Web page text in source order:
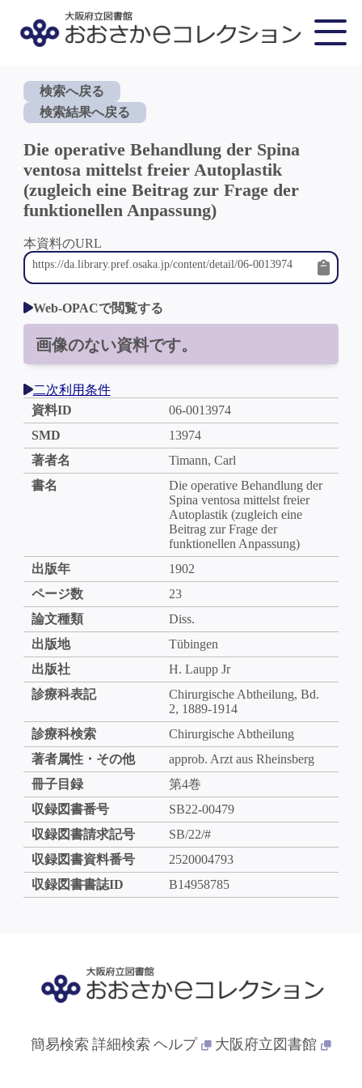
検索へ戻る
検索結果へ戻る
Die operative Behandlung der Spina
ventosa mittelst freier Autoplastik
(zugleich eine Beitrag zur Frage der
funktionellen Anpassung)
本資料のURL
Web-OPACで閲覧する
画像のない資料です。
二次利用条件
資料ID
06-0013974
SMD
13974
著者名
Timann, Carl
書名
Die operative Behandlung der
Spina ventosa mittelst freier
Autoplastik (zugleich eine
Beitrag zur Frage der
funktionellen Anpassung)
出版年
1902
ページ数
23
論文種類
Diss.
出版地
Tübingen
出版社
H. Laupp Jr
診療科表記
Chirurgische Abtheilung, Bd.
2, 1889-1914
診療科検索
Chirurgische Abtheilung
著者属性・その他
approb. Arzt aus Rheinsberg
冊子目録
第4巻
収録図書番号
SB22-00479
収録図書請求記号
SB/22/#
収録図書資料番号
2520004793
収録図書書誌ID
B14958785
簡易検索 詳細検索 ヘルプ 大阪府立図書館